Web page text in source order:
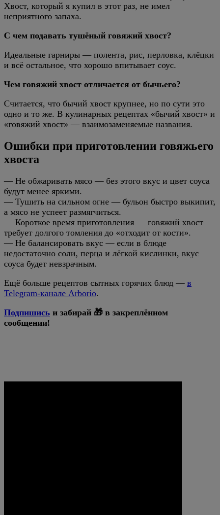
Хвост, который я купил в этот раз, не имел
неприятного запаха.
С чем подавать тушёный говяжий хвост?
Идеальные гарниры — полента, рис, перловка, клёцки
и всё остальное, что хорошо впитывает соус.
Чем говяжий хвост отличается от бычьего?
Считается, что бычий хвост крупнее, но по сути это
одно и то же. В кулинарных рецептах «бычий хвост» и
«говяжий хвост» — взаимозаменяемые названия.
Ошибки при приготовлении говяжьего
хвоста
— Не обжаривать мясо — без этого вкус и цвет соуса
будут менее яркими.
— Тушить на сильном огне — бульон быстро выкипит,
а мясо не успеет размягчиться.
— Короткое время приготовления — говяжий хвост
требует долгого томления до «отходит от кости».
— Не балансировать вкус — если в блюде
недостаточно соли, перца и лёгкой кислинки, вкус
соуса будет невзрачным.
Ещё больше рецептов сытных горячих блюд — в
Telegram-канале Arborio.
Подпишись и забирай 🎁 в закреплённом
сообщении!